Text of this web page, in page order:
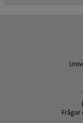
Frågor